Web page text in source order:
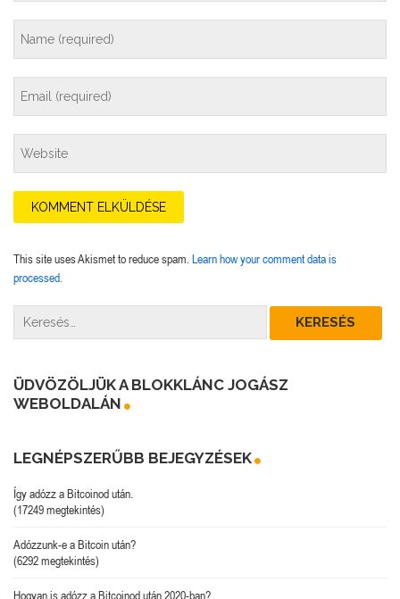
This site uses Akismet to reduce spam. Learn how your comment data is
processed.
ÜDVÖZÖLJÜK A BLOKKLÁNC JOGÁSZ
WEBOLDALÁN
LEGNÉPSZERŰBB BEJEGYZÉSEK
Így adózz a Bitcoinod után.
(17249 megtekintés)
Adózzunk-e a Bitcoin után?
(6292 megtekintés)
Hogyan is adózz a Bitcoinod után 2020-ban?